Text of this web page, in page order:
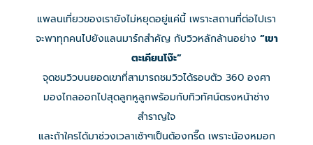
แพลนเที่ยวของเรายังไม่หยุดอยู่แค่นี้ เพราะสถานที่ต่อไปเรา
จะพาทุกคนไปยังแลนมาร์กสำคัญ กับวิวหลักล้านอย่าง “เขา
ตะเคียนโง๊ะ”
จุดชมวิวบนยอดเขาที่สามารถชมวิวได้รอบตัว 360 องศา
มองไกลออกไปสุดลูกหูลูกพร้อมกับทิวทัศน์ตรงหน้าช่าง
สำราญใจ
และถ้าใครได้มาช่วงเวลาเช้าๆเป็นต้องกรี๊ด เพราะน้องหมอก